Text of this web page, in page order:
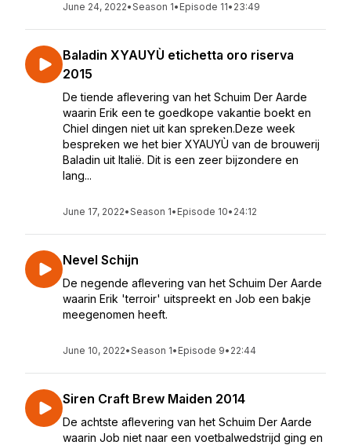
June 24, 2022•Season 1• Episode 11• 23:49
Baladin XYAUYÙ etichetta oro riserva
2015
De tiende aflevering van het Schuim Der Aarde
waarin Erik een te goedkope vakantie boekt en
Chiel dingen niet uit kan spreken.Deze week
bespreken we het bier XYAUYÙ van de brouwerij
Baladin uit Italië. Dit is een zeer bijzondere en
lang...
June 17, 2022•Season 1• Episode 10• 24:12
Nevel Schijn
De negende aflevering van het Schuim Der Aarde
waarin Erik 'terroir' uitspreekt en Job een bakje
meegenomen heeft.
June 10, 2022•Season 1• Episode 9• 22:44
Siren Craft Brew Maiden 2014
De achtste aflevering van het Schuim Der Aarde
waarin Job niet naar een voetbalwedstrijd ging en